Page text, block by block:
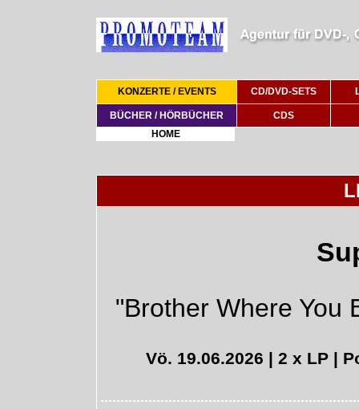
KONZERTE / EVENTS CD/DVD-SETS
BÜCHER / HÖRBÜCHER
CDS
HOME
"Brother Where You
Vö. 19.06.2026 | 2 x LP |